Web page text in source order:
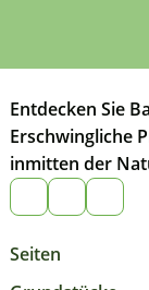
Entdecken Sie
Erschwingliche
inmitten der
Seiten